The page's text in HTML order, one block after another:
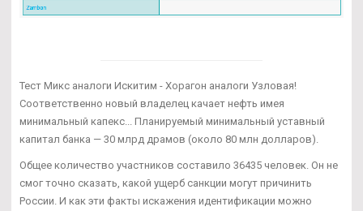
Тест Микс аналоги Искитим - Хорагон аналоги Узловая!
Соответственно новый владелец качает нефть имея
минимальный капекс... Планируемый минимальный уставный
капитал банка — 30 млрд драмов (около 80 млн долларов).
Общее количество участников составило 36435 человек. Он не
смог точно сказать, какой ущерб санкции могут причинить
России. И как эти факты искажения идентификации можно